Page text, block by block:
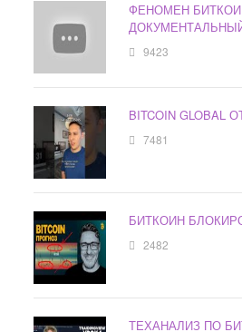
ФЕНОМЕН
9423
BITCOIN GLOBAL
7481
БИТКОИН
2482
ТЕХАНАЛИЗ ПО